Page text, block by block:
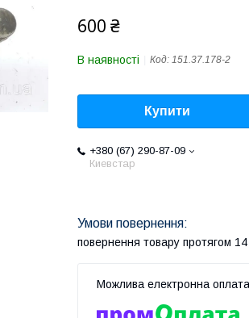
600 ₴
В наявності Код: 151.37.178-2
Купити
+380 (67) 290-87-09
Киевстар
повернення товару протягом 14